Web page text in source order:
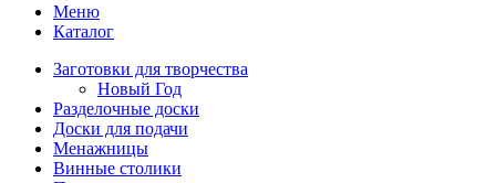
Меню
Каталог
Заготовки для творчества
Новый Год
Разделочные доски
Доски для подачи
Менажницы
Винные столики